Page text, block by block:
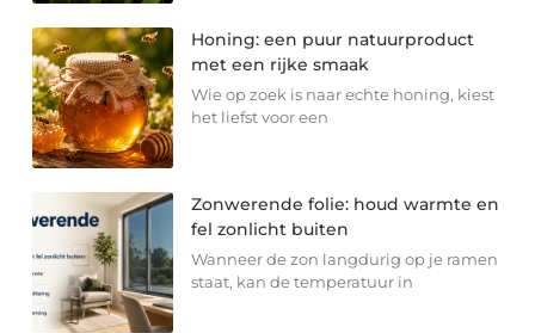
Honing: een puur natuurproduct
met een rijke smaak
Wie op zoek is naar echte honing, kiest
het liefst voor een
Zonwerende folie: houd warmte en
fel zonlicht buiten
Wanneer de zon langdurig op je ramen
staat, kan de temperatuur in